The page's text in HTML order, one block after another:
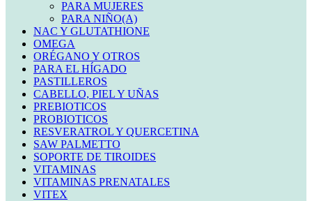
PARA MUJERES
PARA NIÑO(A)
NAC Y GLUTATHIONE
OMEGA
ORÉGANO Y OTROS
PARA EL HÍGADO
PASTILLEROS
CABELLO, PIEL Y UÑAS
PREBIOTICOS
PROBIOTICOS
RESVERATROL Y QUERCETINA
SAW PALMETTO
SOPORTE DE TIROIDES
VITAMINAS
VITAMINAS PRENATALES
VITEX